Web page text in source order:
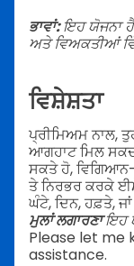
ਭਾਵਾਂ:ਇਹ ਯੋਜਨਾ
ਅਤੇ ਵਿਅਕਤੀਆਂ
ਵਿਸ਼ੇਸ਼ਤਾ
ਪ੍ਰੀਮਿਅਮ ਨਾਲ,
ਆਗਹਾਟ ਮਿਲ
ਸਕਤੇ ਹੋ,
ਤੇ ਨਿਰਭਰ ਕਰਕੇ
ਘੰਟੇ, ਦਿਨ, ਹਫ਼ਤੇ,
ਮੁਲਾਂ ਲਗਾਰਣਾਇਹ
Please let me
assistance.